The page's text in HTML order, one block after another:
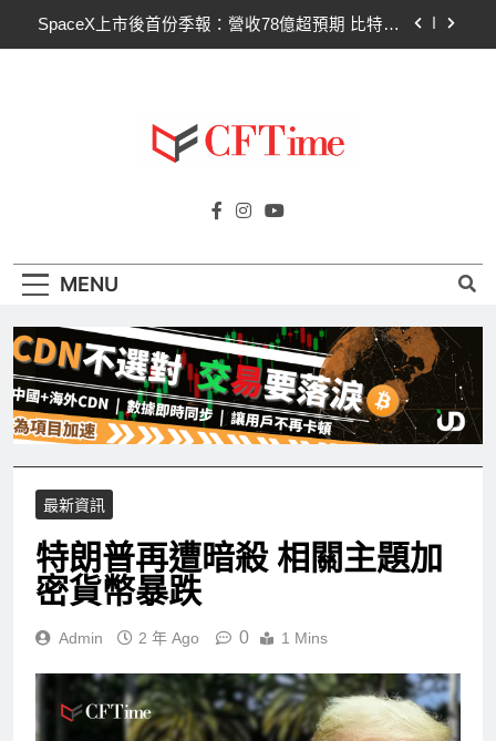
SpaceX上市後首份季報：營收78億超預期 比特幣
開，我從未賣出
CLARITY法案60票門檻仍差關鍵缺口！民主黨七
SpaceX上市後首份季報：營收78億超預期 比特幣
Hut 8淨虧1.77億美元股價急挫！比特幣持倉縮水成
開，我從未賣出
Cftime.io
AI（ChatGPT）、區塊鏈、NFT、加密貨
MENU
最新資訊
特朗普再遭暗殺 相關主題加
密貨幣暴跌
Admin 2 年 Ago 0 1 Mins